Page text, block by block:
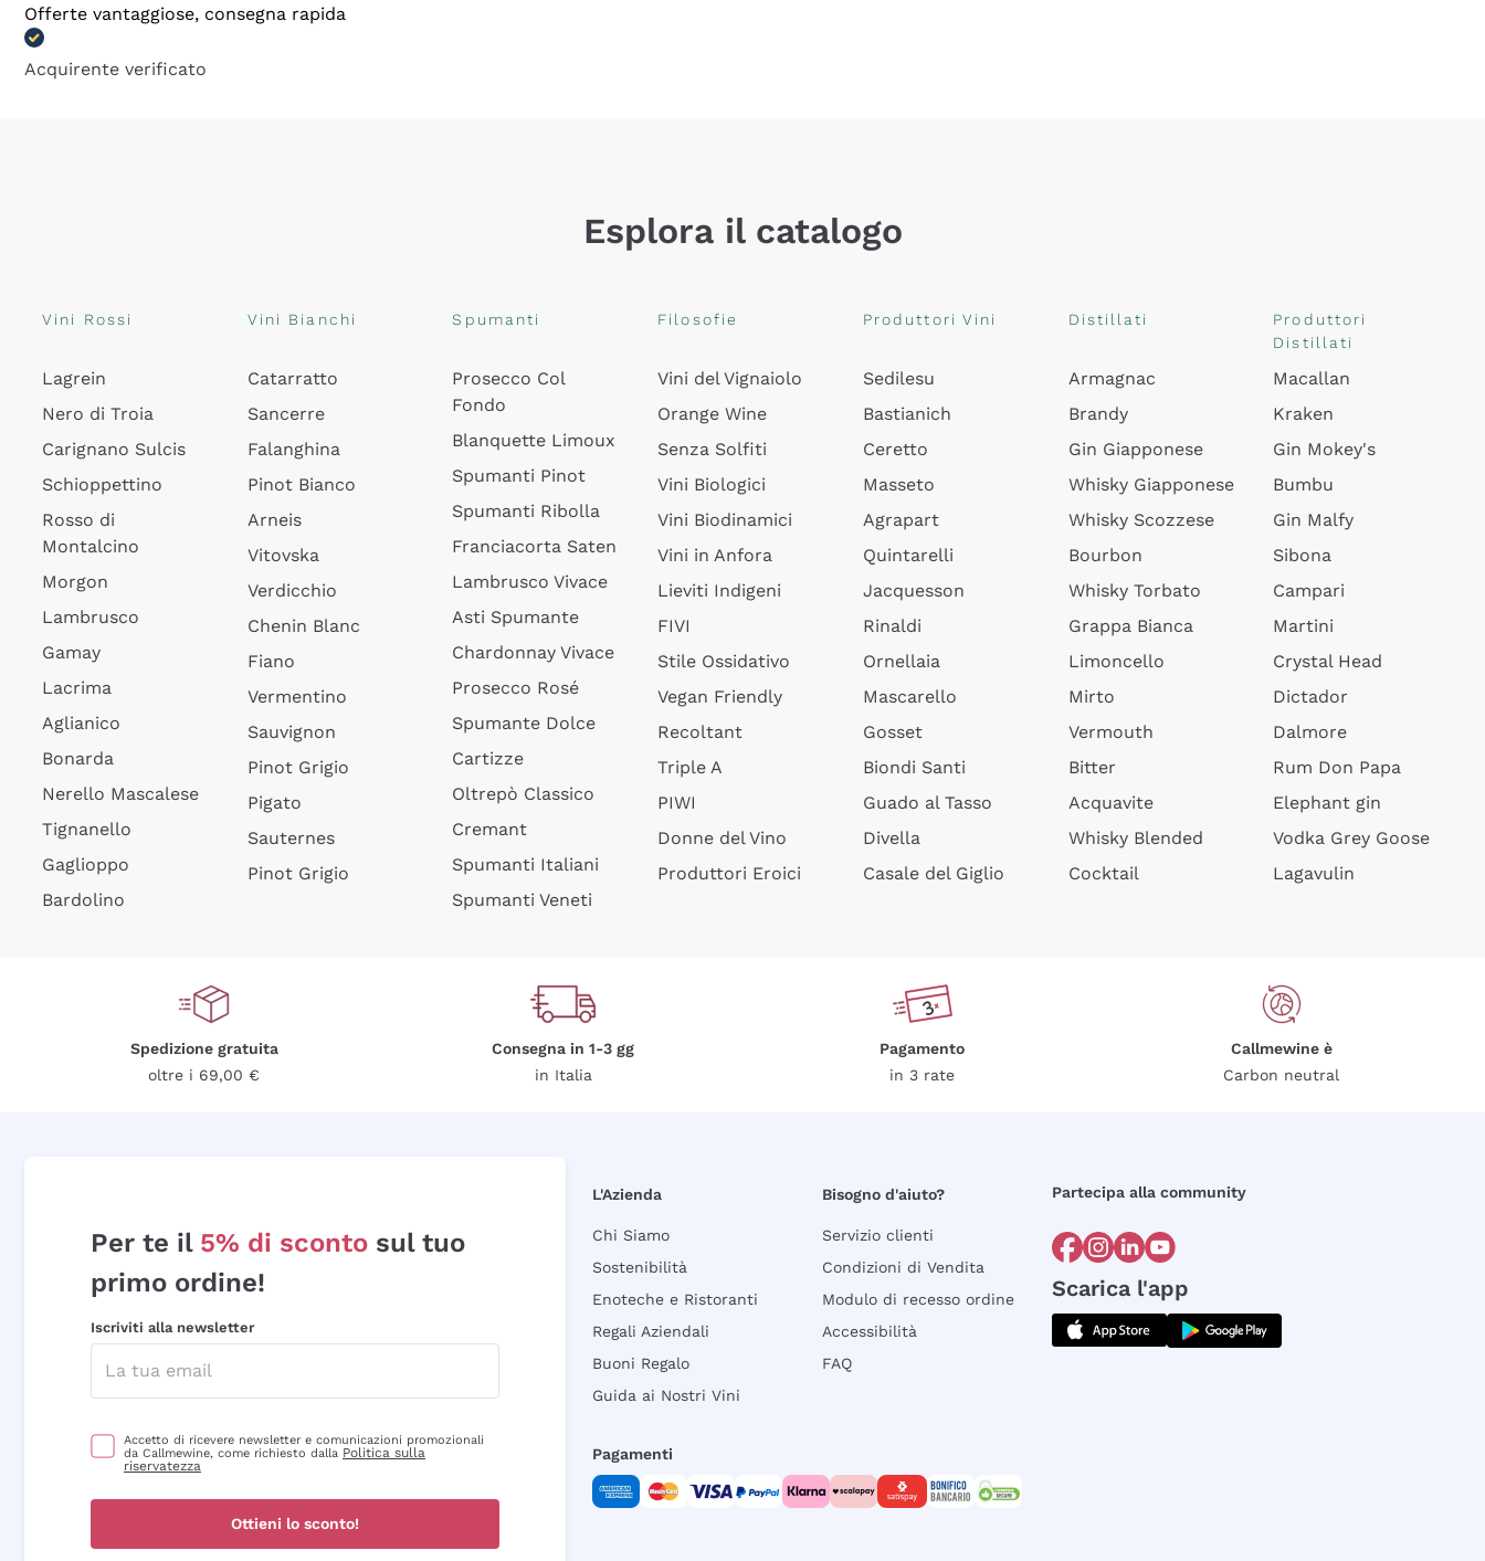
Offerte vantaggiose, consegna rapida
Acquirente verificato
Esplora il catalogo
Vini Rossi
Lagrein
Nero di Troia
Carignano Sulcis
Schioppettino
Rosso di
Montalcino
Morgon
Lambrusco
Gamay
Lacrima
Aglianico
Bonarda
Nerello Mascalese
Tignanello
Gaglioppo
Bardolino
Vini Bianchi
Catarratto
Sancerre
Falanghina
Pinot Bianco
Arneis
Vitovska
Verdicchio
Chenin Blanc
Fiano
Vermentino
Sauvignon
Pinot Grigio
Pigato
Sauternes
Pinot Grigio
Spumanti
Prosecco Col
Fondo
Blanquette Limoux
Spumanti Pinot
Spumanti Ribolla
Franciacorta Saten
Lambrusco Vivace
Asti Spumante
Chardonnay Vivace
Prosecco Rosé
Spumante Dolce
Cartizze
Oltrepò Classico
Cremant
Spumanti Italiani
Spumanti Veneti
Filosofie
Vini del Vignaiolo
Orange Wine
Senza Solfiti
Vini Biologici
Vini Biodinamici
Vini in Anfora
Lieviti Indigeni
FIVI
Stile Ossidativo
Vegan Friendly
Recoltant
Triple A
PIWI
Donne del Vino
Produttori Eroici
Produttori Vini
Sedilesu
Bastianich
Ceretto
Masseto
Agrapart
Quintarelli
Jacquesson
Rinaldi
Ornellaia
Mascarello
Gosset
Biondi Santi
Guado al Tasso
Divella
Casale del Giglio
Distillati
Armagnac
Brandy
Gin Giapponese
Whisky Giapponese
Whisky Scozzese
Bourbon
Whisky Torbato
Grappa Bianca
Limoncello
Mirto
Vermouth
Bitter
Acquavite
Whisky Blended
Cocktail
Produttori
Distillati
Macallan
Kraken
Gin Mokey's
Bumbu
Gin Malfy
Sibona
Campari
Martini
Crystal Head
Dictador
Dalmore
Rum Don Papa
Elephant gin
Vodka Grey Goose
Lagavulin
Spedizione gratuita
oltre i 69,00 €
Consegna in 1-3 gg
in Italia
Pagamento
in 3 rate
Callmewine è
Carbon neutral
Per te il 5% di sconto sul tuo
primo ordine!
Iscriviti alla newsletter
Accetto di ricevere newsletter e comunicazioni promozionali
da Callmewine, come richiesto dalla Politica sulla
riservatezza
Ottieni lo sconto!
L'Azienda
Chi Siamo
Sostenibilità
Enoteche e Ristoranti
Regali Aziendali
Buoni Regalo
Guida ai Nostri Vini
Bisogno d'aiuto?
Servizio clienti
Condizioni di Vendita
Modulo di recesso ordine
Accessibilità
FAQ
Partecipa alla community
Scarica l'app
Pagamenti